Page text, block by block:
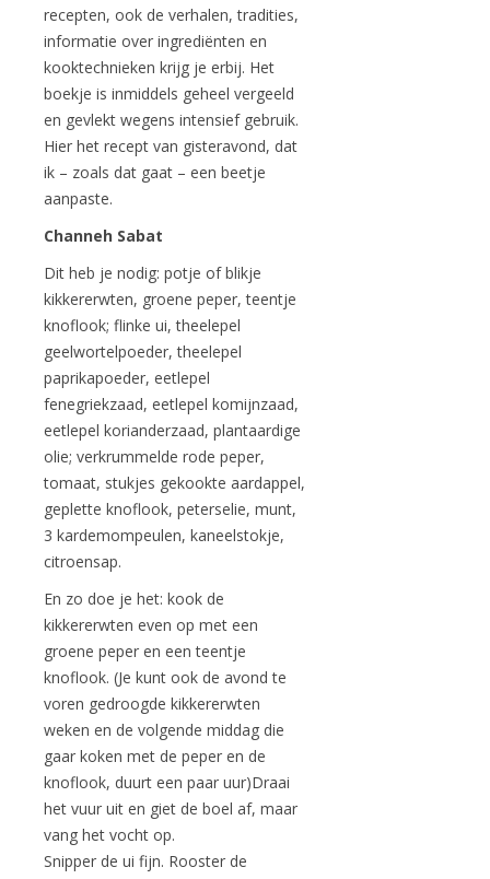
recepten, ook de verhalen, tradities,
informatie over ingrediënten en
kooktechnieken krijg je erbij. Het
boekje is inmiddels geheel vergeeld
en gevlekt wegens intensief gebruik.
Hier het recept van gisteravond, dat
ik – zoals dat gaat – een beetje
aanpaste.
Channeh Sabat
Dit heb je nodig: potje of blikje
kikkererwten, groene peper, teentje
knoflook; flinke ui, theelepel
geelwortelpoeder, theelepel
paprikapoeder, eetlepel
fenegriekzaad, eetlepel komijnzaad,
eetlepel korianderzaad, plantaardige
olie; verkrummelde rode peper,
tomaat, stukjes gekookte aardappel,
geplette knoflook, peterselie, munt,
3 kardemompeulen, kaneelstokje,
citroensap.
En zo doe je het: kook de
kikkererwten even op met een
groene peper en een teentje
knoflook. (Je kunt ook de avond te
voren gedroogde kikkererwten
weken en de volgende middag die
gaar koken met de peper en de
knoflook, duurt een paar uur)Draai
het vuur uit en giet de boel af, maar
vang het vocht op.
Snipper de ui fijn. Rooster de